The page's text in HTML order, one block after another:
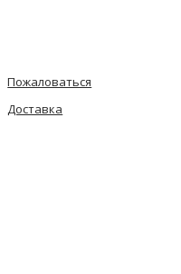
Пожаловаться
Доставка